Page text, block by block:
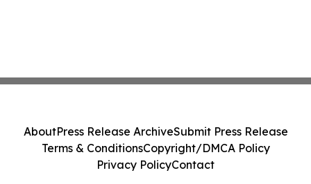
AboutPress Release ArchiveSubmit Press Release
Terms & ConditionsCopyright/DMCA Policy
Privacy PolicyContact